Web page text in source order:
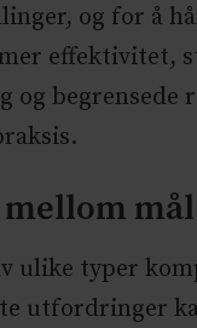
og for å
effektivitet,
og begrensede
mellom
ulike typer
utfordringer